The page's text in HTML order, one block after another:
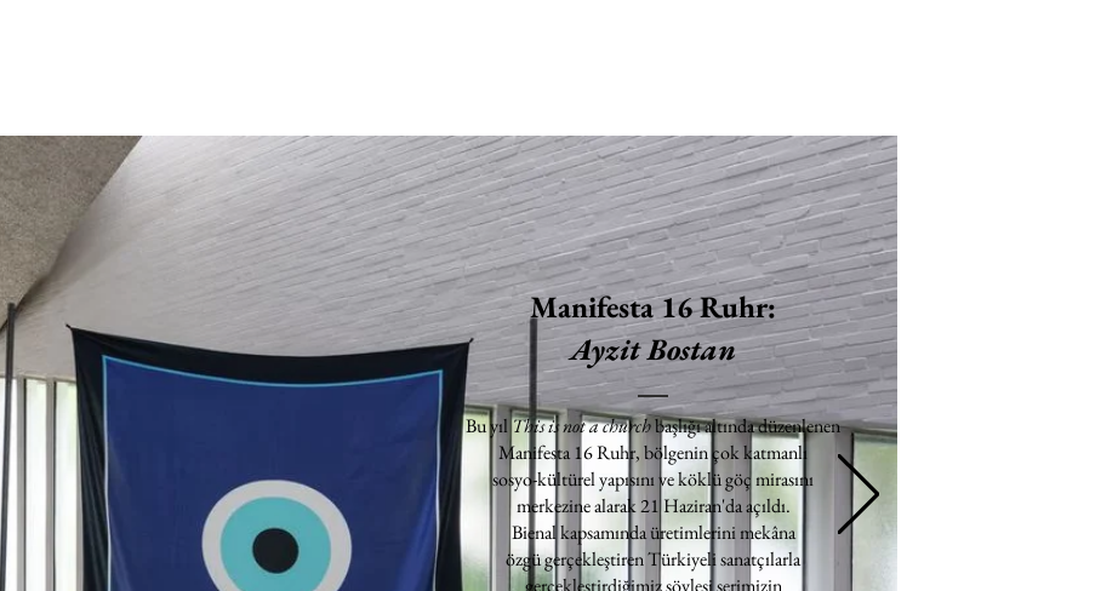
Manifesta 16 Ruhr:
Ayzit Bostan
Bu yılThis is not a churchbaşlığı altında düzenlenen
Manifesta 16 Ruhr, bölgenin çok katmanlı
sosyo-kültürel yapısını ve köklü göç mirasını
merkezine alarak 21 Haziran'da açıldı.
Bienal kapsamında üretimlerini mekâna
özgü gerçekleştiren Türkiyeli sanatçılarla
gerçekleştirdiğimiz söyleşi serimizin